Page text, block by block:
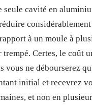
seule cavité en
à un moule à
trempé. Certes, le coût
vous ne débourserez
initial et recevrez
et non en